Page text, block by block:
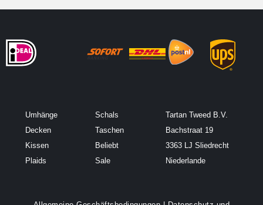
Umhänge
Decken
Kissen
Plaids
Schals
Taschen
Beliebt
Sale
Tartan Tweed B.V.
Bachstraat 19
3363 LJ Sliedrecht
Niederlande